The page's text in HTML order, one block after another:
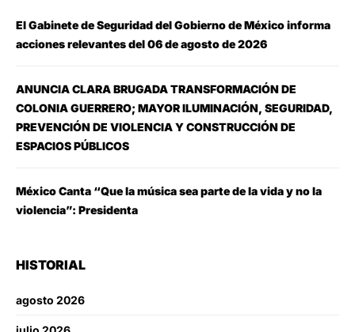
El Gabinete de Seguridad del Gobierno de México informa
acciones relevantes del 06 de agosto de 2026
ANUNCIA CLARA BRUGADA TRANSFORMACIÓN DE
COLONIA GUERRERO; MAYOR ILUMINACIÓN, SEGURIDAD,
PREVENCIÓN DE VIOLENCIA Y CONSTRUCCIÓN DE
ESPACIOS PÚBLICOS
México Canta “Que la música sea parte de la vida y no la
violencia”: Presidenta
HISTORIAL
agosto 2026